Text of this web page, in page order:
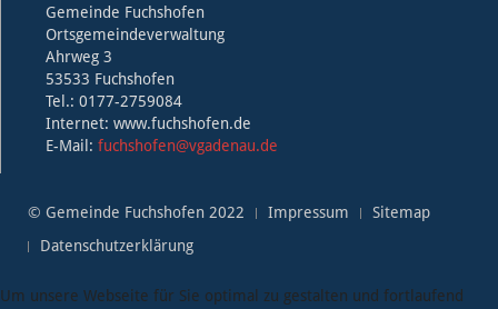
Gemeinde Fuchshofen
Ortsgemeindeverwaltung
Ahrweg 3
53533 Fuchshofen
Tel.: 0177-2759084
Internet: www.fuchshofen.de
E-Mail: fuchshofen@vgadenau.de
© Gemeinde Fuchshofen 2022 Impressum
Sitemap
Datenschutzerklärung
Um unsere Webseite für Sie optimal zu gestalten und fortlaufend